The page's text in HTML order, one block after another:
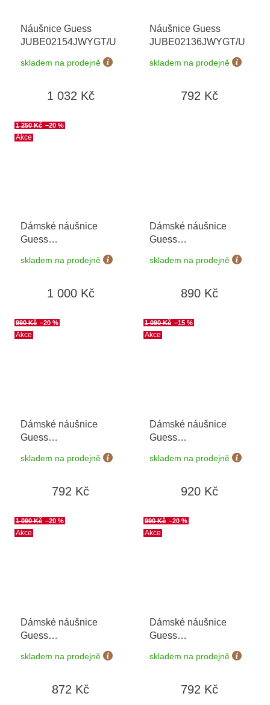
Náušnice Guess
JUBE02154JWYGT/U
skladem na prodejně
1 032 Kč
Náušnice Guess
JUBE02136JWYGT/U
skladem na prodejně
792 Kč
Akce
1 250 Kč –20 %
Dámské náušnice
Guess
JUBE04609JWRHT/U
skladem na prodejně
1 000 Kč
Dámské náušnice
Guess
JUBE06038JWYGMCT/U
skladem na prodejně
890 Kč
Akce
990 Kč –20 %
Dámské náušnice
Guess
JUBE05225JWYGT/U
skladem na prodejně
792 Kč
Akce
1 090 Kč –15 %
Dámské náušnice
Guess
JUBE04135JWYGWHT/U
skladem na prodejně
920 Kč
Akce
1 090 Kč –20 %
Dámské náušnice
Guess
JUBE04458JWRHT/U
skladem na prodejně
872 Kč
Akce
990 Kč –20 %
Dámské náušnice
Guess
JUBE05024JWRHT/U
skladem na prodejně
792 Kč